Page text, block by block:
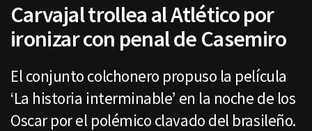
Carvajal trollea al Atlético por
ironizar con penal de Casemiro
El conjunto colchonero propuso la película
‘La historia interminable’ en la noche de los
Oscar por el polémico clavado del brasileño.